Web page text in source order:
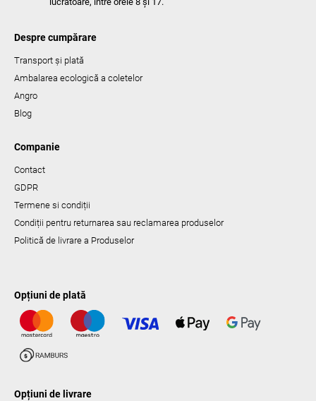
Despre cumpărare
Transport și plată
Ambalarea ecologică a coletelor
Angro
Blog
Companie
Contact
GDPR
Termene si condiții
Condiții pentru returnarea sau reclamarea produselor
Politică de livrare a Produselor
Opțiuni de plată
Opțiuni de livrare